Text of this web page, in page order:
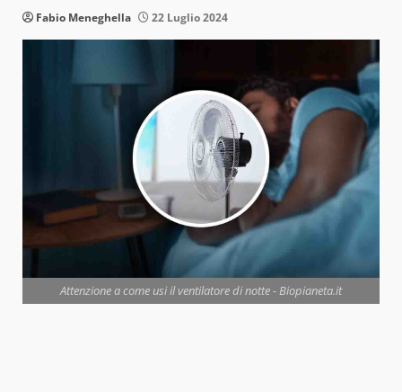
Fabio Meneghella 22 Luglio 2024
Attenzione a come usi il ventilatore di notte - Biopianeta.it